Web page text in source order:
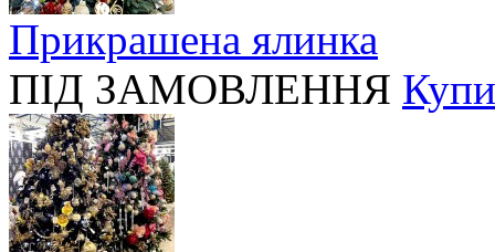
Прикрашена ялинка
ПІД ЗАМОВЛЕННЯ